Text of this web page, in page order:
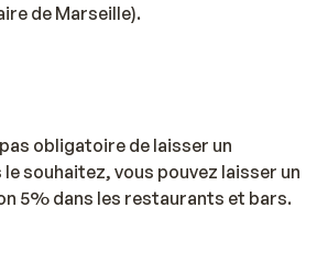
de Marseille).
pas obligatoire de laisser un
souhaitez, vous pouvez laisser un
5% dans les restaurants et bars.